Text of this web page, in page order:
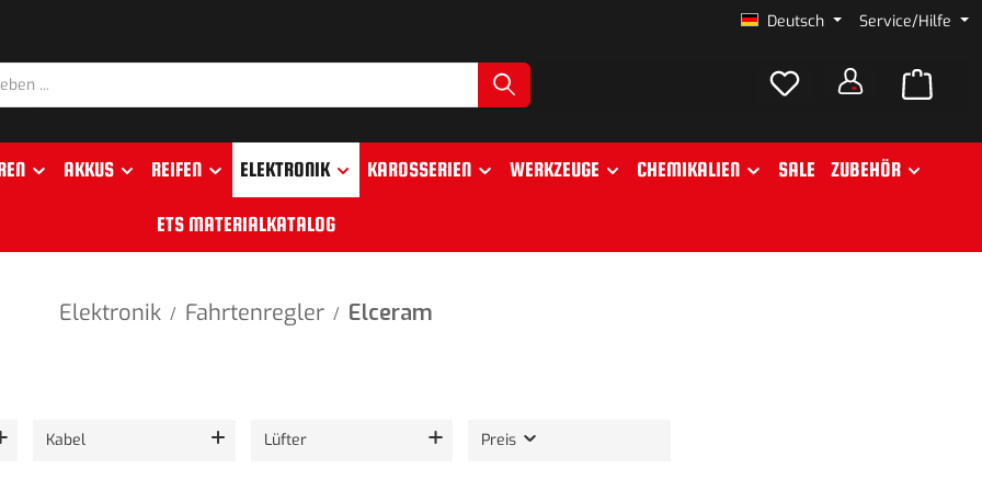
Deutsch Service/Hilfe
AKKUS REIFEN ELEKTRONIK KAROSSERIEN WERKZEUGE CHEMIKALIEN SALE ZUBEHÖR
ETS MATERIALKATALOG
Elektronik / Fahrtenregler / Elceram
Kabel Lüfter Preis